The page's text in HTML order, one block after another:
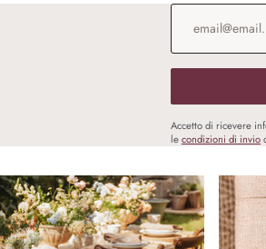
Indirizzo e-mail
Accetto di ricevere
lecondizioni di invio